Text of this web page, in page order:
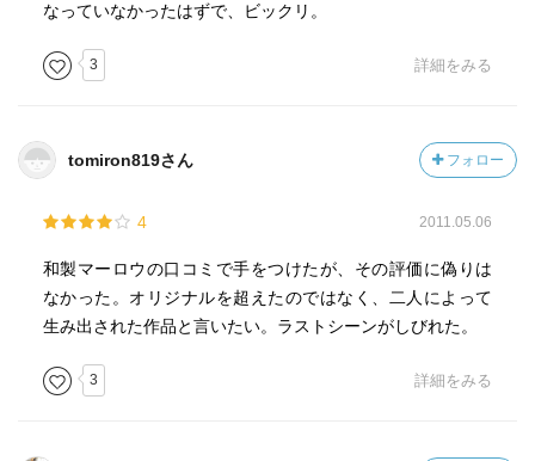
なっていなかったはずで、ビックリ。
3 詳細をみる
tomiron819さん フォロー
4 2011.05.06
和製マーロウの口コミで手をつけたが、その評価に偽りは
なかった。オリジナルを超えたのではなく、二人によって
生み出された作品と言いたい。ラストシーンがしびれた。
3 詳細をみる